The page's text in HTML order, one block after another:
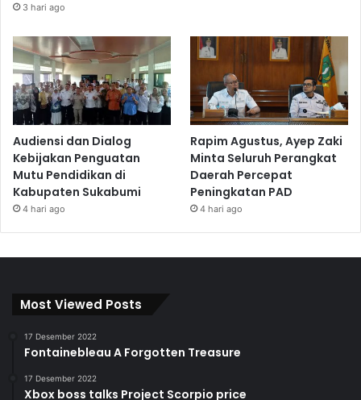
3 hari ago
Audiensi dan Dialog
Kebijakan Penguatan
Mutu Pendidikan di
Kabupaten Sukabumi
4 hari ago
Rapim Agustus, Ayep Zaki
Minta Seluruh Perangkat
Daerah Percepat
Peningkatan PAD
4 hari ago
Most Viewed Posts
17 Desember 2022
Fontainebleau A Forgotten Treasure
17 Desember 2022
Xbox boss talks Project Scorpio price